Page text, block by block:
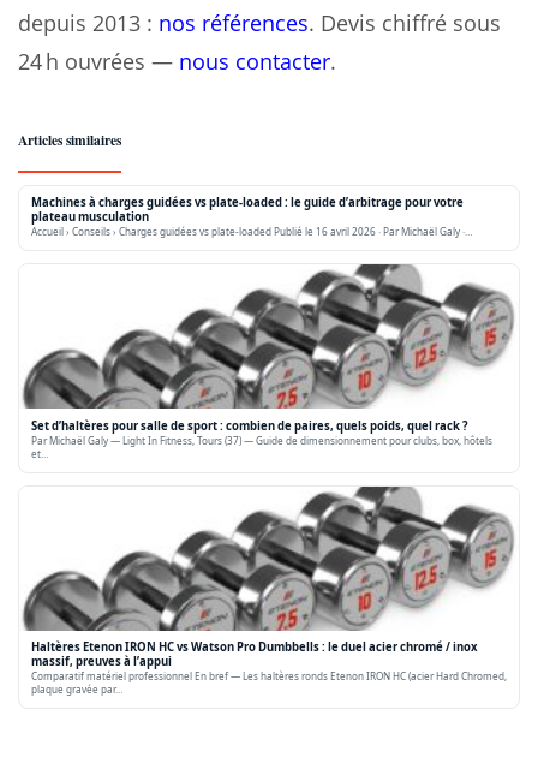
depuis 2013 : nos références. Devis chiffré sous
24 h ouvrées — nous contacter.
Articles similaires
Machines à charges guidées vs plate-loaded : le guide d’arbitrage pour votre
plateau musculation
Accueil › Conseils › Charges guidées vs plate-loaded Publié le 16 avril 2026 · Par Michaël Galy ·…
Set d’haltères pour salle de sport : combien de paires, quels poids, quel rack ?
Par Michaël Galy — Light In Fitness, Tours (37) — Guide de dimensionnement pour clubs, box, hôtels
et…
Haltères Etenon IRON HC vs Watson Pro Dumbbells : le duel acier chromé / inox
massif, preuves à l’appui
Comparatif matériel professionnel En bref — Les haltères ronds Etenon IRON HC (acier Hard Chromed,
plaque gravée par…